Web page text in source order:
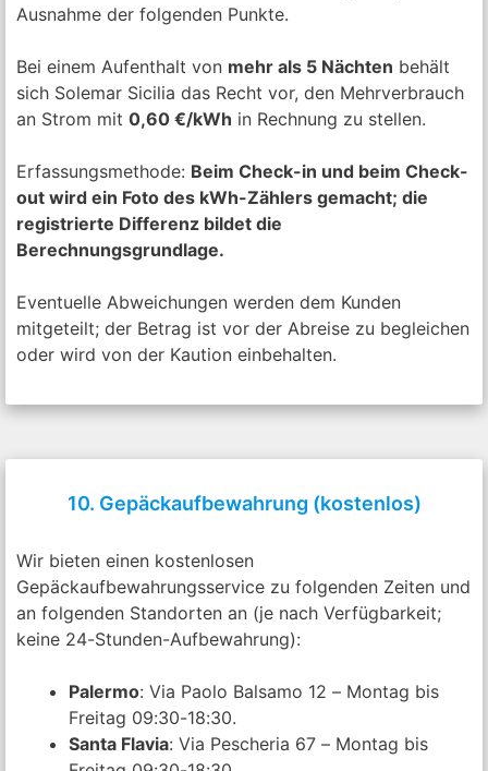
Ausnahme der folgenden Punkte.
Bei einem Aufenthalt von mehr als 5 Nächten behält
sich Solemar Sicilia das Recht vor, den Mehrverbrauch
an Strom mit 0,60 €/kWh in Rechnung zu stellen.
Erfassungsmethode: Beim Check-in und beim Check-
out wird ein Foto des kWh-Zählers gemacht; die
registrierte Differenz bildet die
Berechnungsgrundlage.
Eventuelle Abweichungen werden dem Kunden
mitgeteilt; der Betrag ist vor der Abreise zu begleichen
oder wird von der Kaution einbehalten.
10. Gepäckaufbewahrung (kostenlos)
Wir bieten einen kostenlosen
Gepäckaufbewahrungsservice zu folgenden Zeiten und
an folgenden Standorten an (je nach Verfügbarkeit;
keine 24-Stunden-Aufbewahrung):
Palermo: Via Paolo Balsamo 12 – Montag bis
Freitag 09:30-18:30.
Santa Flavia: Via Pescheria 67 – Montag bis